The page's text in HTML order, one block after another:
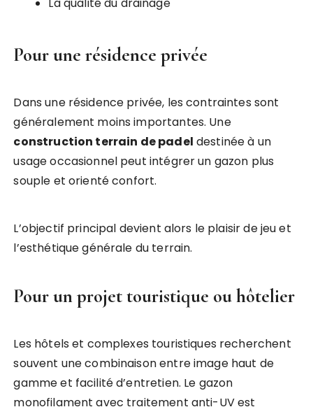
La qualité du drainage
Pour une résidence privée
Dans une résidence privée, les contraintes sont
généralement moins importantes. Une
construction terrain de padel destinée à un
usage occasionnel peut intégrer un gazon plus
souple et orienté confort.
L’objectif principal devient alors le plaisir de jeu et
l’esthétique générale du terrain.
Pour un projet touristique ou hôtelier
Les hôtels et complexes touristiques recherchent
souvent une combinaison entre image haut de
gamme et facilité d’entretien. Le gazon
monofilament avec traitement anti-UV est